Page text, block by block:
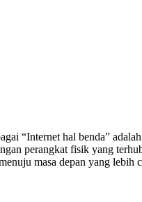
“Internet hal benda”
perangkat fisik yang
masa depan yang lebih